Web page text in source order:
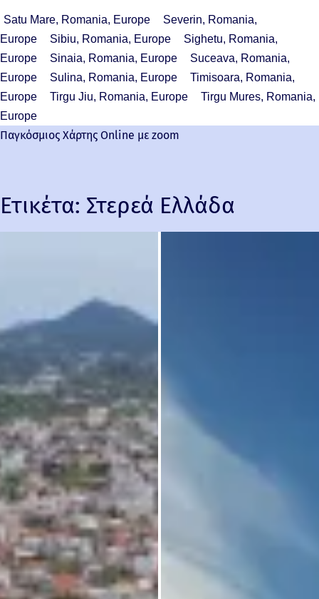
Satu Mare, Romania, Europe
Severin, Romania,
Europe
Sibiu, Romania, Europe
Sighetu, Romania,
Europe
Sinaia, Romania, Europe
Suceava, Romania,
Europe
Sulina, Romania, Europe
Timisoara, Romania,
Europe
Tirgu Jiu, Romania, Europe
Tirgu Mures, Romania,
Europe
Παγκόσμιος Χάρτης Online με zoom
Ετικέτα: Στερεά Ελλάδα